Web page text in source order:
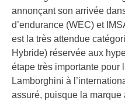
annonçant son arrivée
d’endurance (WEC) et
est la très attendue
Hybride) réservée aux
étape très importante pour
Lamborghini à
assuré, puisque la